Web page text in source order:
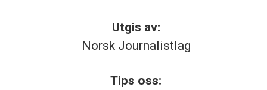
Utgis av:
Norsk Journalistlag
Tips oss: